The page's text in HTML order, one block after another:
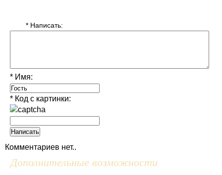
* Написать:
* Имя:
* Код с картинки:
Комментариев нет..
Дополнительные возможности